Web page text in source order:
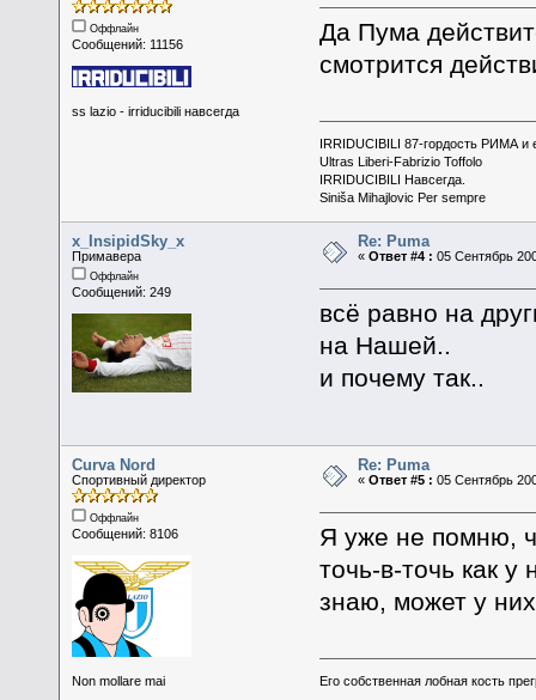
Оффлайн
Сообщений: 11156
ss lazio - irriducibili навсегда
Да Пума
смотрится
IRRIDUCIBILI 87-гордость РИМА и
Ultras Liberi-Fabrizio Toffolo
IRRIDUCIBILI Навсегда.
Siniša Mihajlovic Per sempre
x_InsipidSky_x
Примавера
Оффлайн
Сообщений: 249
Re: Puma
«Ответ #4 : 05 Сентябрь
всё равно на
на Нашей..
и почему так..
Curva Nord
Спортивный директор
Оффлайн
Сообщений: 8106
Non mollare mai
Re: Puma
«Ответ #5 : 05 Сентябрь
Я уже не помню,
точь-в-точь как
знаю, может у
Его собственная лобная кость